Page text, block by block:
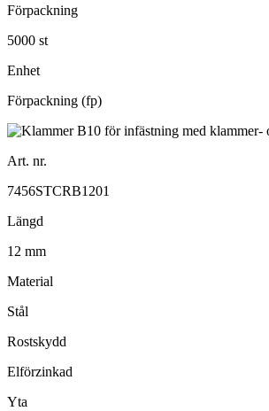
Förpackning
5000 st
Enhet
Förpackning (fp)
Art. nr.
7456STCRB1201
Längd
12 mm
Material
Stål
Rostskydd
Elförzinkad
Yta